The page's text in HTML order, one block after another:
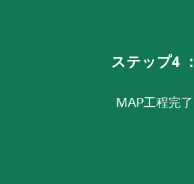
ステップ4 ：
MAP工程完了